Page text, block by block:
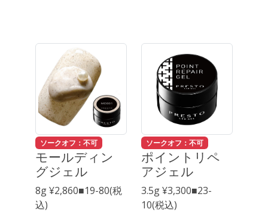
ソークオフ：不可
モールディン
グジェル
8g ¥2,860■19-80(税
込)
ソークオフ：不可
ポイントリペ
アジェル
3.5g ¥3,300■23-
10(税込)